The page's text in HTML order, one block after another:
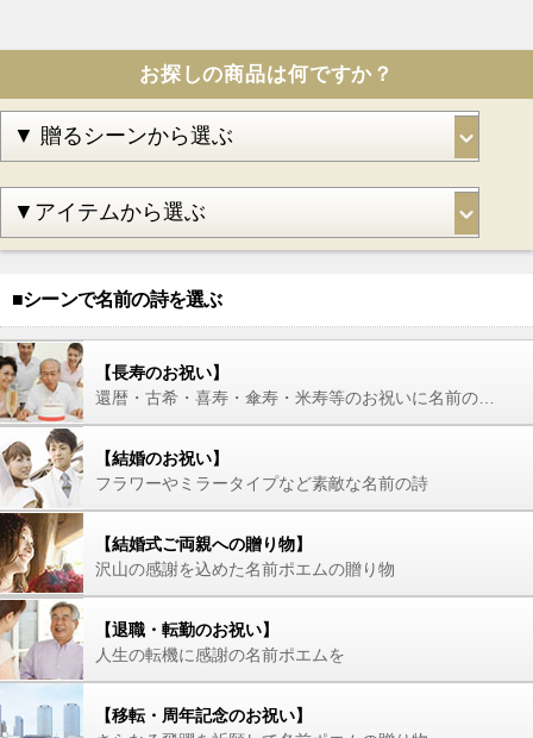
お探しの商品は何ですか？
■シーンで名前の詩を選ぶ
【長寿のお祝い】
還暦・古希・喜寿・傘寿・米寿等のお祝いに名前の詩を
【結婚のお祝い】
フラワーやミラータイプなど素敵な名前の詩
【結婚式ご両親への贈り物】
沢山の感謝を込めた名前ポエムの贈り物
【退職・転勤のお祝い】
人生の転機に感謝の名前ポエムを
【移転・周年記念のお祝い】